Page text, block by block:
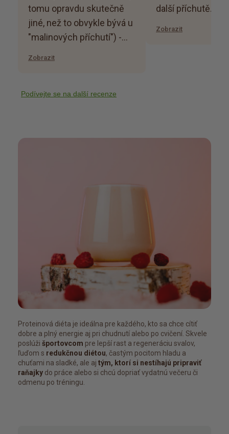
tomu opravdu skutečně
jiné, než to obvykle bývá u
"malinových příchutí") -
dobře se rozmíchává
Zobrazit
další příchutě.
Zobrazit
Podívejte se na další recenze
Proteinová diéta je ideálna pre každého, kto sa chce cítiť
dobre a plný energie aj pri chudnutí alebo po cvičení. Skvele
poslúži športovcom pre lepší rast a regeneráciu svalov,
ľuďom s redukčnou diétou, častým pocitom hladu a
chuťami na sladké, ale aj tým, ktorí si nestíhajú pripraviť
raňajky do práce alebo si chcú dopriať vydatnú večeru či
odmenu po tréningu.